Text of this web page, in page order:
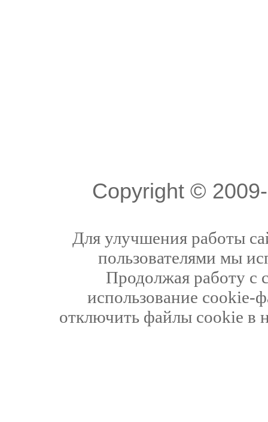
Copyright ©
Для улучшения работы
пользователями мы
Продолжая работу с
использование cookie-
отключить файлы cookie в